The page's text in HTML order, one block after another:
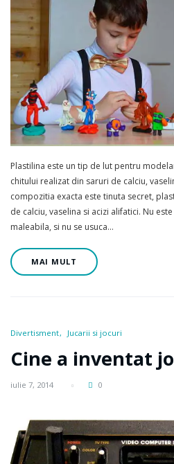
Plastilina este un tip de lut pentru
chitului realizat din saruri de calciu,
compozitia exacta este tinuta secret,
de calciu, vaselina si acizi alifatici. Nu
maleabila, si nu se usuca…
MAI MULT
Divertisment Jucarii si jocuri
Cine a inventat
iulie 7, 2014 0